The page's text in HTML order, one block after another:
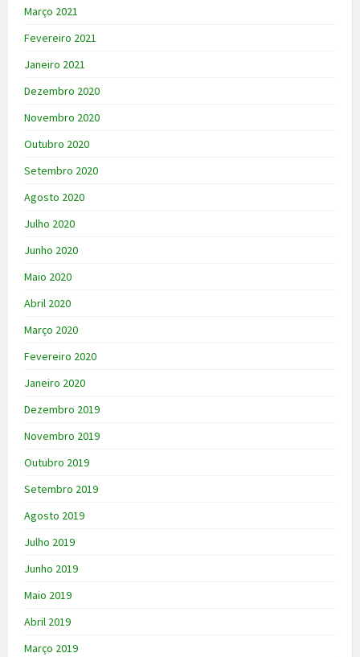
Março 2021
Fevereiro 2021
Janeiro 2021
Dezembro 2020
Novembro 2020
Outubro 2020
Setembro 2020
Agosto 2020
Julho 2020
Junho 2020
Maio 2020
Abril 2020
Março 2020
Fevereiro 2020
Janeiro 2020
Dezembro 2019
Novembro 2019
Outubro 2019
Setembro 2019
Agosto 2019
Julho 2019
Junho 2019
Maio 2019
Abril 2019
Março 2019